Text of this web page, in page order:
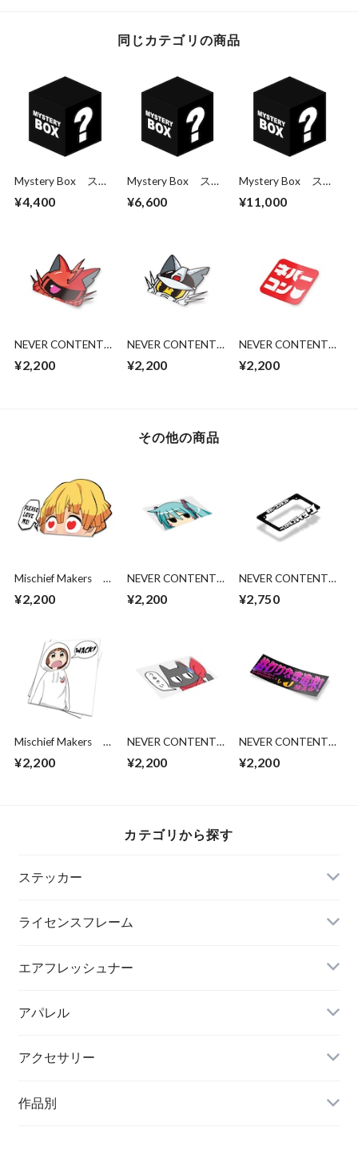
同じカテゴリの商品
Mystery Box ステ
¥4,400
Mystery Box ステ
¥6,600
Mystery Box ステ
¥11,000
NEVER CONTENT
Cat
¥2,200
NEVER CONTENT
¥2,200
NEVER CONTENT
¥2,200
その他の商品
Mischief Makers
¥2,200
NEVER CONTENT
¥2,200
NEVER CONTENT
バイク用ライセンス
¥2,750
Mischief Makers
¥2,200
NEVER CONTENT
Sakamotochan
¥2,200
NEVER CONTENT
¥2,200
カテゴリから探す
ステッカー
ライセンスフレーム
エアフレッシュナー
アパレル
アクセサリー
作品別